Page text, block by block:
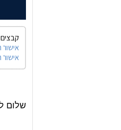
אישור
שלום